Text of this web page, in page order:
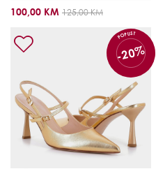
100,00 KM 125,00 KM
POPUST
-20%